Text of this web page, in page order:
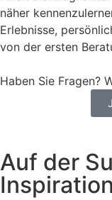
näher
Erlebnisse,
von der ersten
Haben Sie Fragen?
Auf der